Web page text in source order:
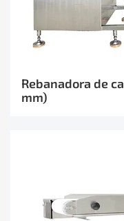
Rebanadora de
mm)